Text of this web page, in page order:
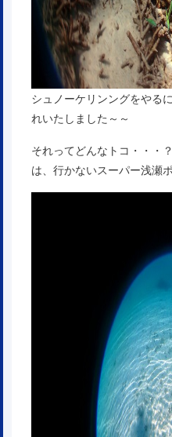
シュノーケリンングをやる
れいたしました～～
それってどんなトコ・・・
は、行かないスーパー浅瀬